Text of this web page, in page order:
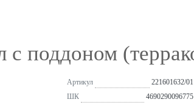
поддоном
Артикул
221601632/01
ШК
4690290096775